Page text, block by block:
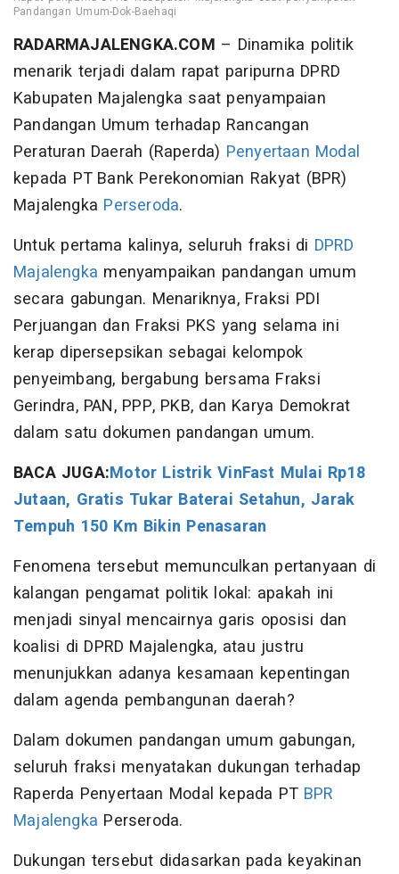
Pandangan Umum-Dok-Baehaqi
RADARMAJALENGKA.COM – Dinamika politik
menarik terjadi dalam rapat paripurna DPRD
Kabupaten Majalengka saat penyampaian
Pandangan Umum terhadap Rancangan
Peraturan Daerah (Raperda) Penyertaan Modal
kepada PT Bank Perekonomian Rakyat (BPR)
Majalengka Perseroda.
Untuk pertama kalinya, seluruh fraksi di DPRD
Majalengka menyampaikan pandangan umum
secara gabungan. Menariknya, Fraksi PDI
Perjuangan dan Fraksi PKS yang selama ini
kerap dipersepsikan sebagai kelompok
penyeimbang, bergabung bersama Fraksi
Gerindra, PAN, PPP, PKB, dan Karya Demokrat
dalam satu dokumen pandangan umum.
BACA JUGA:Motor Listrik VinFast Mulai Rp18
Jutaan, Gratis Tukar Baterai Setahun, Jarak
Tempuh 150 Km Bikin Penasaran
Fenomena tersebut memunculkan pertanyaan di
kalangan pengamat politik lokal: apakah ini
menjadi sinyal mencairnya garis oposisi dan
koalisi di DPRD Majalengka, atau justru
menunjukkan adanya kesamaan kepentingan
dalam agenda pembangunan daerah?
Dalam dokumen pandangan umum gabungan,
seluruh fraksi menyatakan dukungan terhadap
Raperda Penyertaan Modal kepada PT BPR
Majalengka Perseroda.
Dukungan tersebut didasarkan pada keyakinan